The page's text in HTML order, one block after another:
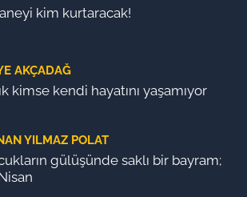
kim kurtaracak!
AKÇADAĞ
kimse kendi hayatını yaşamıyor
YILMAZ POLAT
gülüşünde saklı bir bayram;